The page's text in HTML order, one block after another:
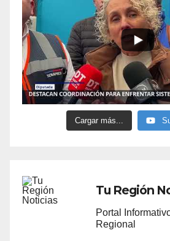
Cargar más...
Tu Región
Portal
Regional